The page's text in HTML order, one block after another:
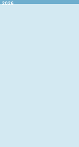
2026